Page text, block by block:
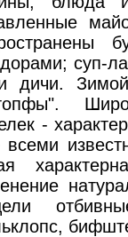
суп-
дичи.
-
всеми